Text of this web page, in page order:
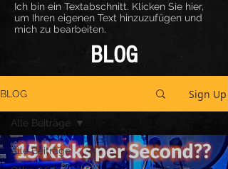
Ich bin ein Textabschnitt. Klicken Sie hier,
um Ihren eigenen Text hinzuzufügen und
mich zu bearbeiten.
BLOG
BLOG Sign Up
Alle Beiträge
Alle Beiträge